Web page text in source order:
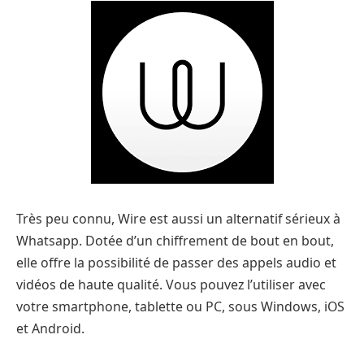
Très peu connu, Wire est aussi un alternatif sérieux à
Whatsapp. Dotée d’un chiffrement de bout en bout,
elle offre la possibilité de passer des appels audio et
vidéos de haute qualité. Vous pouvez l’utiliser avec
votre smartphone, tablette ou PC, sous Windows, iOS
et Android.